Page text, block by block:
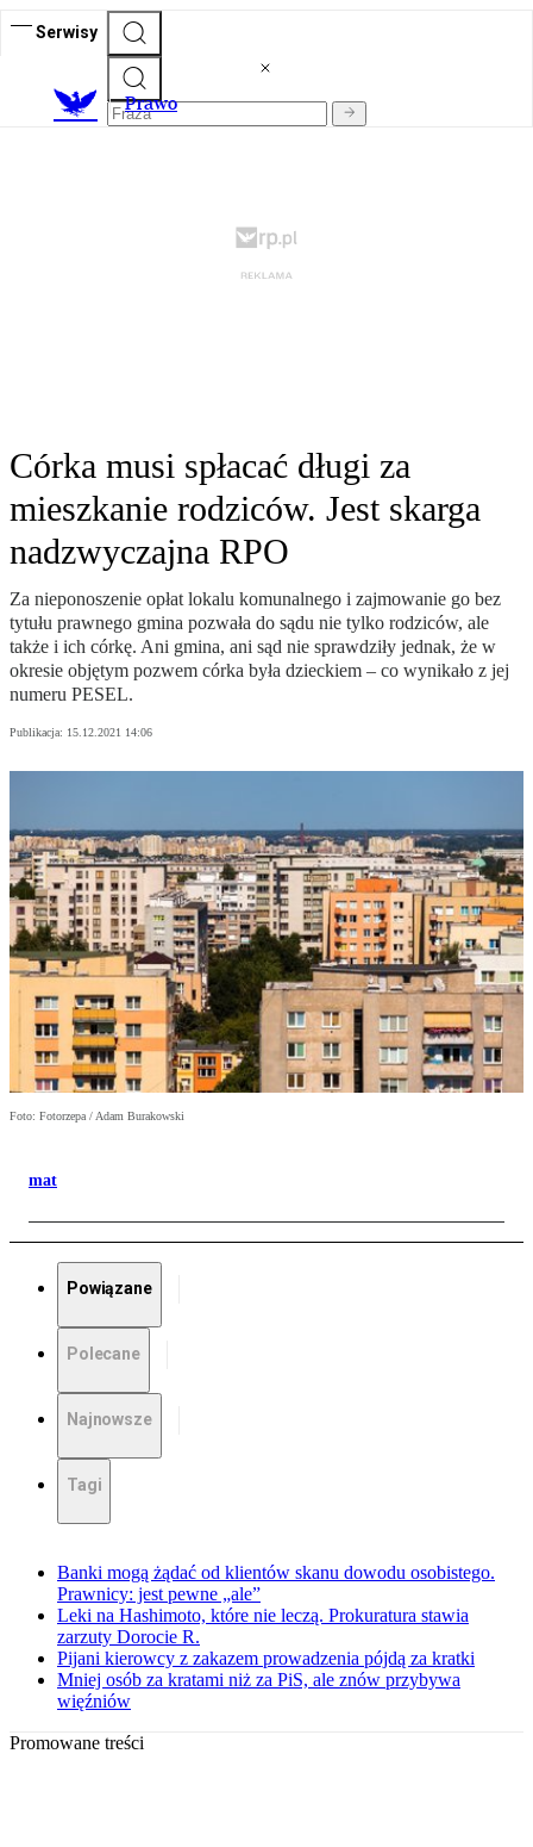
Serwisy
Prawo
Córka musi spłacać długi za
mieszkanie rodziców. Jest skarga
nadzwyczajna RPO
Za nieponoszenie opłat lokalu komunalnego i zajmowanie go bez
tytułu prawnego gmina pozwała do sądu nie tylko rodziców, ale
także i ich córkę. Ani gmina, ani sąd nie sprawdziły jednak, że w
okresie objętym pozwem córka była dzieckiem – co wynikało z jej
numeru PESEL.
Publikacja: 15.12.2021 14:06
Foto: Fotorzepa / Adam Burakowski
mat
Powiązane
Polecane
Najnowsze
Tagi
Banki mogą żądać od klientów skanu dowodu osobistego.
Prawnicy: jest pewne „ale”
Leki na Hashimoto, które nie leczą. Prokuratura stawia
zarzuty Dorocie R.
Pijani kierowcy z zakazem prowadzenia pójdą za kratki
Mniej osób za kratami niż za PiS, ale znów przybywa
więźniów
Promowane treści